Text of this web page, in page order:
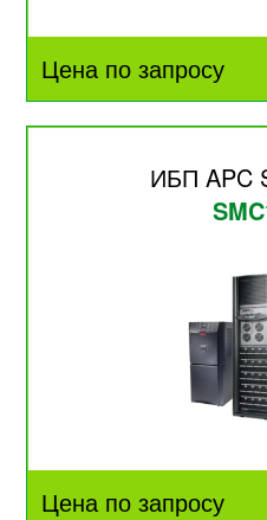
Цена по запросу
ИБП APC
Цена по запросу